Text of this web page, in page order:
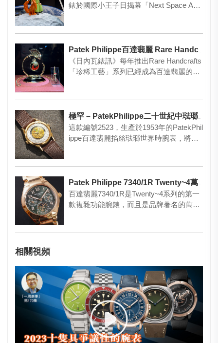
錶於國際小王子日揭幕「Next Space Age
《日內瓦錶訊》每年推出Rare Handcrafts
「珍稀工藝」系列已經成為百達翡麗的傳
這款編號2523，生產於1953年的PatekPhil
ippe百達翡麗掐𢇁琺瑯世界時腕表，將會
百達翡麗7340/1R是Twenty~4系列的第一
款複雜功能腕錶，而且是品牌著名的萬年
相關視頻